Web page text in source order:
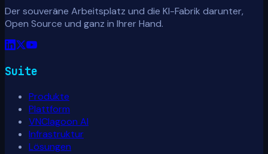
Der souveräne Arbeitsplatz und die KI-Fabrik darunter,
Open Source und ganz in Ihrer Hand.
Suite
Produkte
Plattform
VNClagoon AI
Infrastruktur
Lösungen